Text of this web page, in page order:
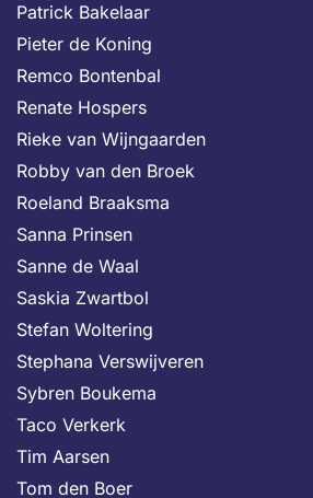
Patrick Bakelaar
Pieter de Koning
Remco Bontenbal
Renate Hospers
Rieke van Wijngaarden
Robby van den Broek
Roeland Braaksma
Sanna Prinsen
Sanne de Waal
Saskia Zwartbol
Stefan Woltering
Stephana Verswijveren
Sybren Boukema
Taco Verkerk
Tim Aarsen
Tom den Boer